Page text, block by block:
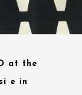
at the
e in